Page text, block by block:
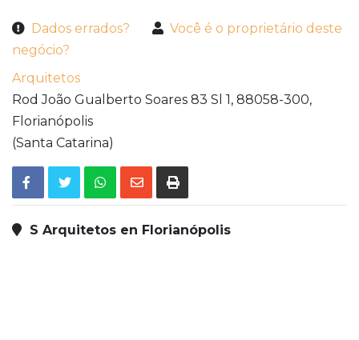
Dados errados?
Você é o proprietário deste
negócio?
Arquitetos
Rod João Gualberto Soares 83 Sl 1, 88058-300,
Florianópolis
(Santa Catarina)
S Arquitetos en Florianópolis